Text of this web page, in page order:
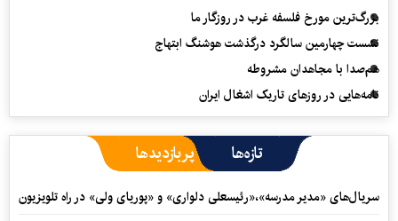
بزرگ‌ترین مورخ فلسفه غرب در روزگار ما
نشست چهارمین سالگرد درگذشت هوشنگ ابتهاج
هم‌صدا با مجاهدان مشروطه
نامه‌هایی در روزهای تاریک اشغال ایران
تازه‌ها پربازدیدها
سریال‌های «مدیر مدرسه»،«رئیسعلی دلواری» و «پوریای ولی» در راه تلویزیون